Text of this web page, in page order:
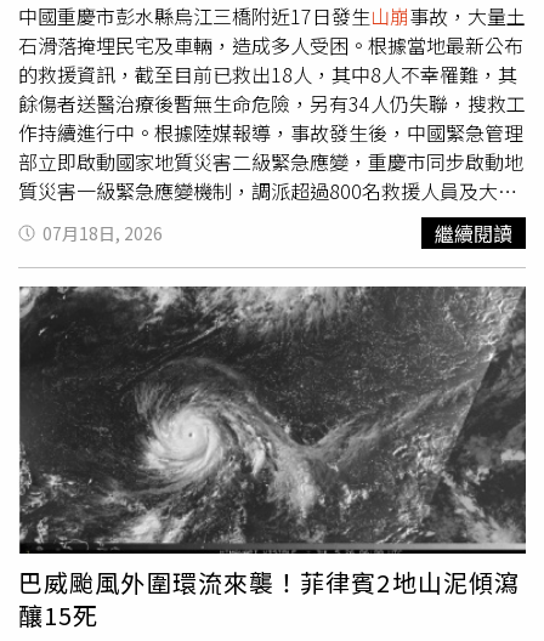
中國重慶市彭水縣烏江三橋附近17日發生山崩事故，大量土
石滑落掩埋民宅及車輛，造成多人受困。根據當地最新公布
的救援資訊，截至目前已救出18人，其中8人不幸罹難，其
餘傷者送醫治療後暫無生命危險，另有34人仍失聯，搜救工
作持續進行中。根據陸媒報導，事故發生後，中國緊急管理
部立即啟動國家地質災害二級緊急應變，重慶市同步啟動地
質災害一級緊急應變機制，調派超過800名救援人員及大型
機具投入搜救，醫療單位也開啟緊急救護綠色通道，全力搶
救傷患。重慶山崩
，34人下落不明。（圖／翻攝微博／中國
新聞周刊）彭水縣救援指揮部表示，目前已從災區救出18
人，其中8人被救出時已無生命跡象，其餘獲救民眾送醫治
療後，暫時沒有生命危險。不過，由於仍有34人下落不明，
救援人員仍持續在現場搜尋失聯者。一名事故現場附近商家
指出， 山崩發生於17日上午9時許，事發前幾分鐘才剛帶客
戶經過該路段，未料隨後便發生土石崩落。他表示，山崩
地
點附近約有4棟建築幾乎遭土石完全掩埋，建物一樓多為建
材行，樓上則有住戶。此外，事故也波及一輛巴士，整輛車
遭大量土石掩埋。巴士所屬公司表示，目前駕駛仍處於失聯
狀態，至於事故發生時車內是否載有乘客及實際人數，仍有
待相關單位進一步確認。重慶山崩場面相當驚悚。（圖／翻
攝微博／央視新聞）
07月18日, 2026 繼續閱讀
巴威颱風外圍環流來襲！菲律賓2地山泥傾瀉
釀15死